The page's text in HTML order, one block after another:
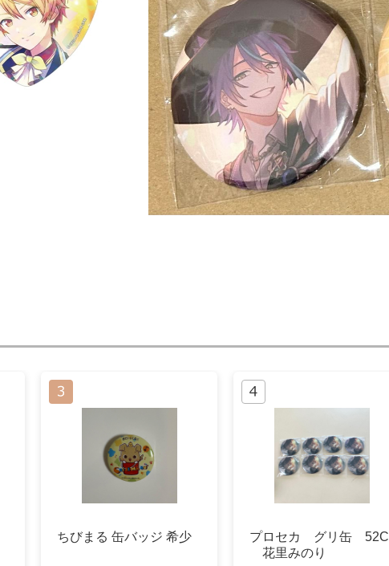
ちびまる 缶バッジ 希少
プロセカ グリ缶 52C
花里みのり